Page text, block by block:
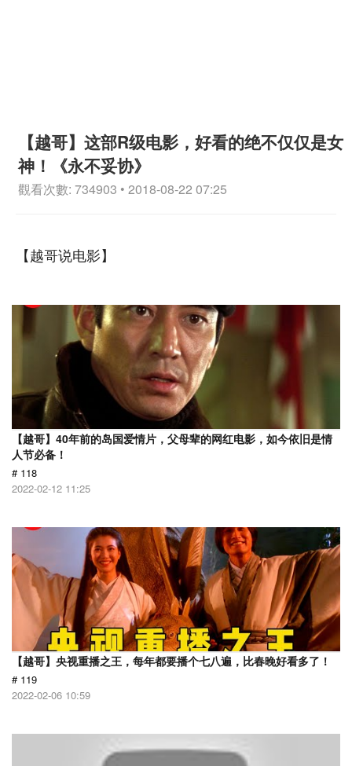
【越哥】这部R级电影，好看的绝不仅仅是女
神！《永不妥协》
觀看次數: 734903 • 2018-08-22 07:25
【越哥说电影】
【越哥】40年前的岛国爱情片，父母辈的网红电影，如今依旧是情
人节必备！
# 118
2022-02-12 11:25
【越哥】央视重播之王，每年都要播个七八遍，比春晚好看多了！
# 119
2022-02-06 10:59